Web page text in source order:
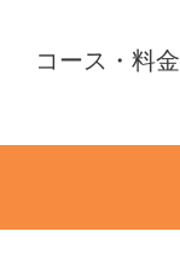
コース・料金